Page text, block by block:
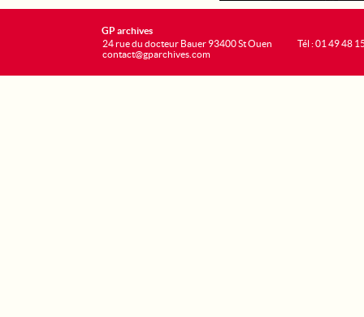
GP archives
24 rue du docteur Bauer 93400 St Ouen
contact@gparchives.com
Tél : 01 49 48